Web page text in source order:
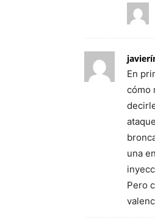
En
cómo
una
Pero